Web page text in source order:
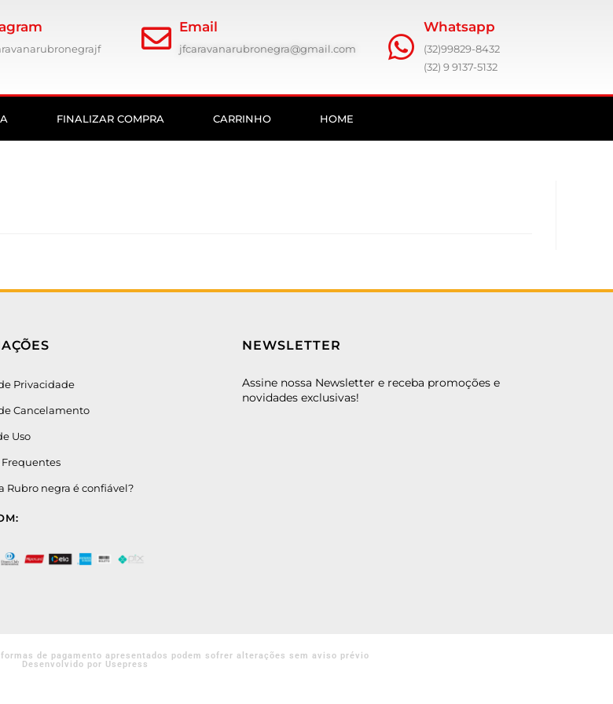
Email
jfcaravanarubronegra@gmail.com
Whatsapp
(32)99829-8432
(32) 9 9137-5132
FINALIZAR COMPRA CARRINHO HOME
Privacidade
Cancelamento
Uso
Rubro negra é confiável?
NEWSLETTER
Assine nossa Newsletter e receba promoções e
novidades exclusivas!
formas de pagamento apresentados podem sofrer alterações sem aviso prévio
Desenvolvido por Usepress